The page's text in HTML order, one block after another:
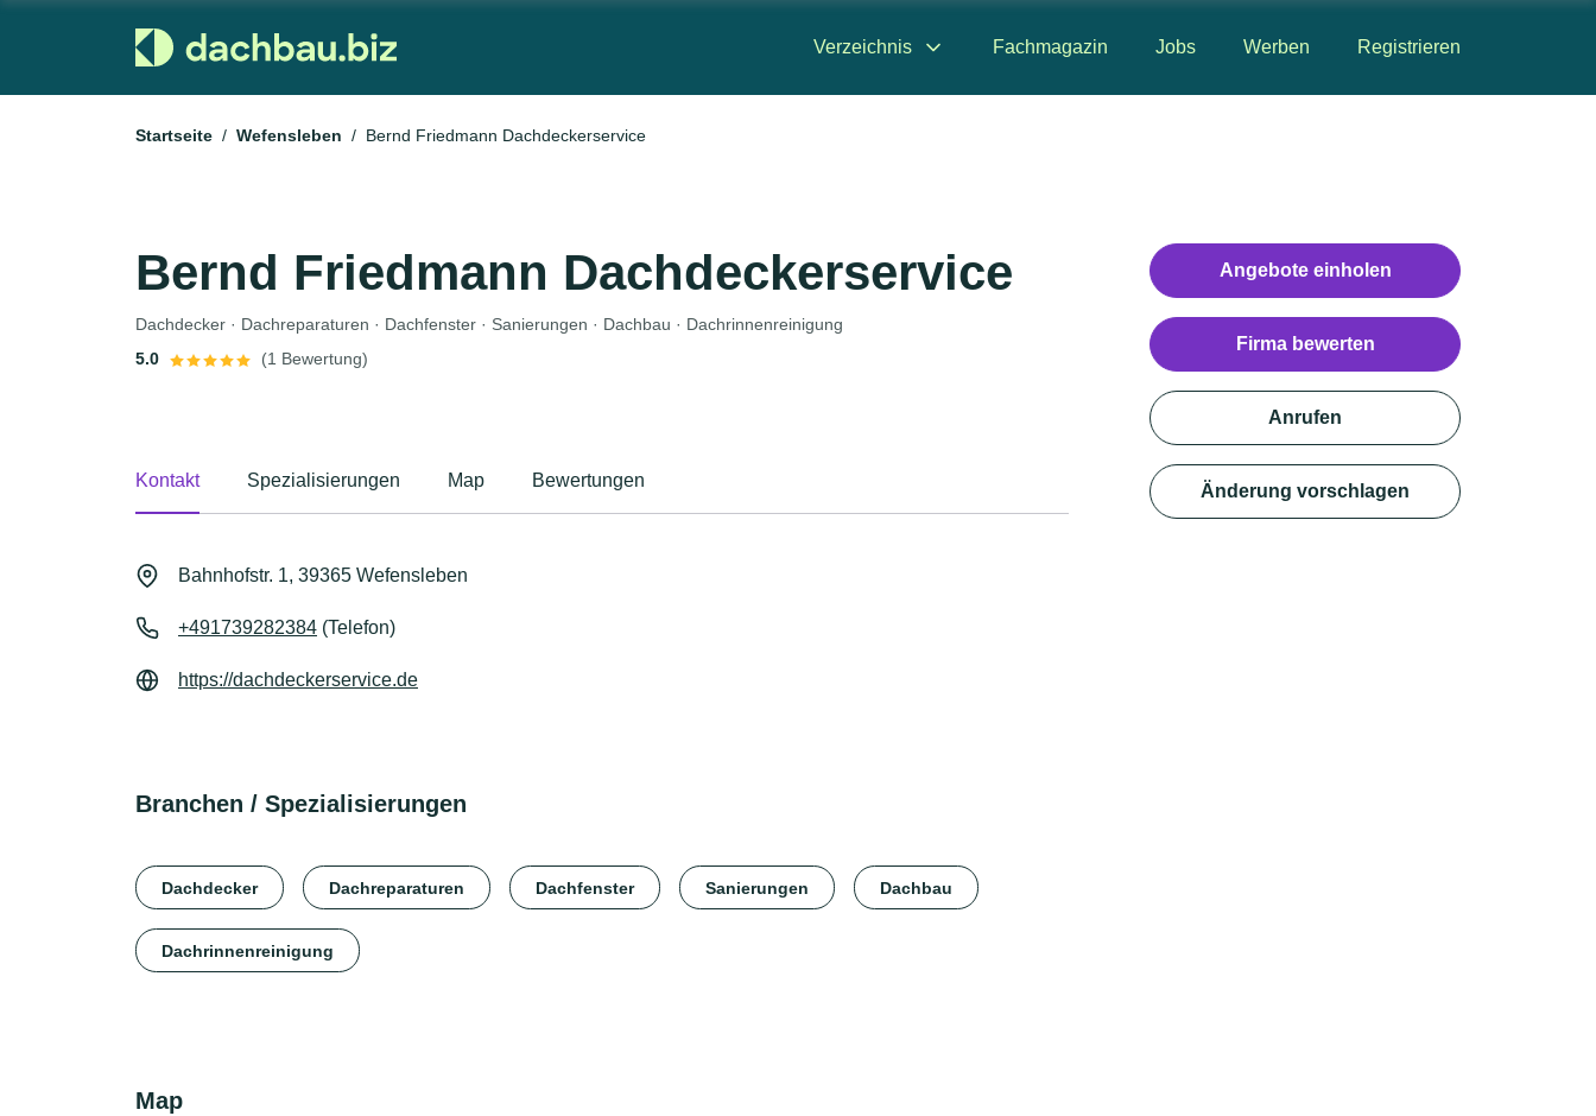
Verzeichnis Fachmagazin Jobs Werben Registrieren
Startseite Wefensleben Bernd Friedmann Dachdeckerservice
Bernd Friedmann Dachdeckerservice
Dachdecker · Dachreparaturen · Dachfenster · Sanierungen · Dachbau · Dachrinnenreinigung
5.0
(1 Bewertung)
Kontakt Spezialisierungen Map Bewertungen
Bahnhofstr. 1, 39365 Wefensleben
+491739282384 (Telefon)
https://dachdeckerservice.de
Branchen / Spezialisierungen
Dachdecker Dachreparaturen Dachfenster Sanierungen Dachbau
Dachrinnenreinigung
Map
Angebote einholen
Firma bewerten
Anrufen
Änderung vorschlagen